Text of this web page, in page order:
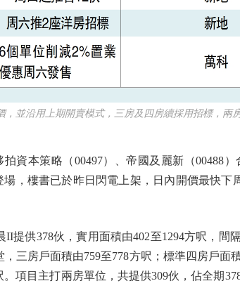
沿用上期開賣模式，三房及四房續採用招標，兩房
本策略（00497）、帝國及麗新（00488）
，樓書已於昨日閃電上架，日內開價最快下
供378伙，實用面積由402至1294方呎，間
三房戶面積由759至778方呎；標準四房戶面
項目主打兩房單位，共提供309伙，佔全期